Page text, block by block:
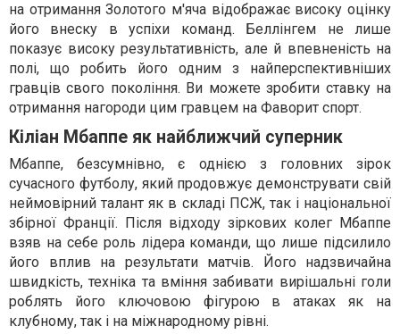
на отримання Золотого м'яча відображає високу оцінку
його внеску в успіхи команд. Беллінгем не лише
показує високу результативність, але й впевненість на
полі, що робить його одним з найперспективніших
гравців свого покоління. Ви можете зробити ставку на
отримання нагороди цим гравцем на Фаворит спорт.
Кіліан Мбаппе як найближчий суперник
Мбаппе, безсумнівно, є однією з головних зірок
сучасного футболу, який продовжує демонструвати свій
неймовірний талант як в складі ПСЖ, так і національної
збірної Франції. Після відходу зіркових колег Мбаппе
взяв на себе роль лідера команди, що лише підсилило
його вплив на результати матчів. Його надзвичайна
швидкість, техніка та вміння забивати вирішальні голи
роблять його ключовою фігурою в атаках як на
клубному, так і на міжнародному рівні.